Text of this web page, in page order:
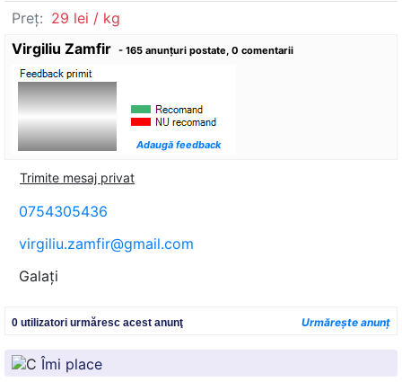
Preț: 29 lei / kg
Virgiliu Zamfir - 165 anunţuri postate, 0 comentarii
Adaugă feedback
Trimite mesaj privat
0754305436
virgiliu.zamfir@gmail.com
Galaţi
0 utilizatori urmăresc acest anunţ Urmăreşte anunţ
Îmi place